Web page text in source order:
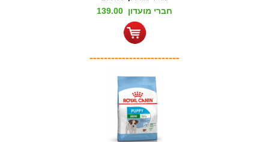
חברי מועדון 139.00
-------------------------